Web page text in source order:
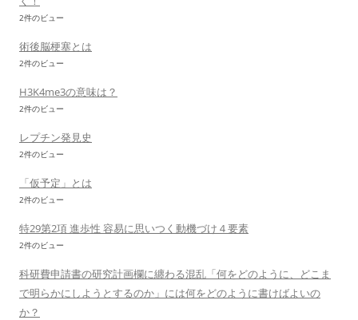
2件のビュー
術後脳梗塞とは
2件のビュー
H3K4me3の意味は？
2件のビュー
レプチン発見史
2件のビュー
「仮予定」とは
2件のビュー
特29第2項 進歩性 容易に思いつく動機づけ４要素
2件のビュー
科研費申請書の研究計画欄に纏わる混乱「何をどのように、どこま
で明らかにしようとするのか」には何をどのように書けばよいの
か？